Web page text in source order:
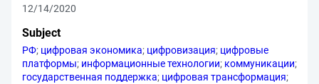
12/14/2020
Subject
РФ; цифровая экономика; цифровизация; цифровые
платформы; информационные технологии; коммуникации;
государственная поддержка; цифровая трансформация;